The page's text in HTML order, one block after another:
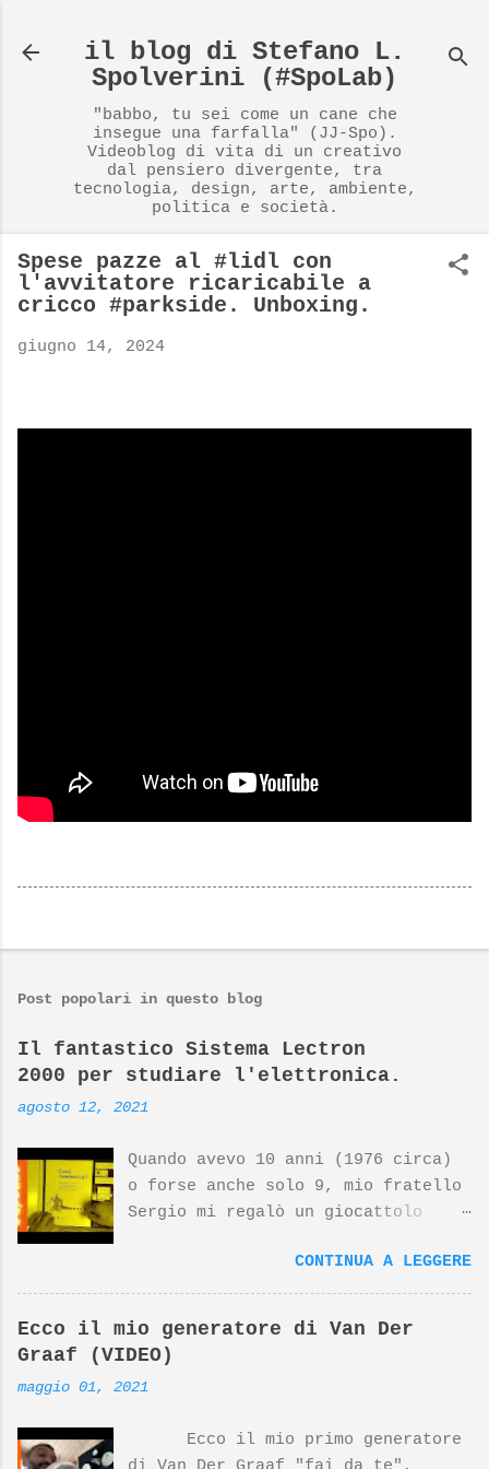
il blog di Stefano L.
Spolverini (#SpoLab)
"babbo, tu sei come un cane che
insegue una farfalla" (JJ-Spo).
Videoblog di vita di un creativo
dal pensiero divergente, tra
tecnologia, design, arte, ambiente,
politica e società.
Spese pazze al #lidl con
l'avvitatore ricaricabile a
cricco #parkside. Unboxing.
giugno 14, 2024
Post popolari in questo blog
Il fantastico Sistema Lectron
2000 per studiare l'elettronica.
agosto 12, 2021
Quando avevo 10 anni (1976 circa)
o forse anche solo 9, mio fratello
Sergio mi regalò un giocattolo
sistema per studiare l'elettronica
giocando. Nato dalla mente
geniale di Georghe Gregor e dal
design di Dieter Rams (top
designer della Braun) questo
prodotto si è meritato negli anni
prodotto Lectron 2000, insieme ad
CONTINUA A LEGGERE
Ecco il mio generatore di Van Der
Graaf (VIDEO)
maggio 01, 2021
Ecco il mio primo generatore